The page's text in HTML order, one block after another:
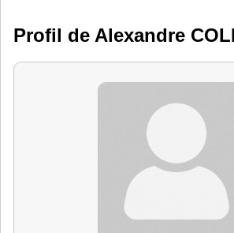
Profil de Alexandre